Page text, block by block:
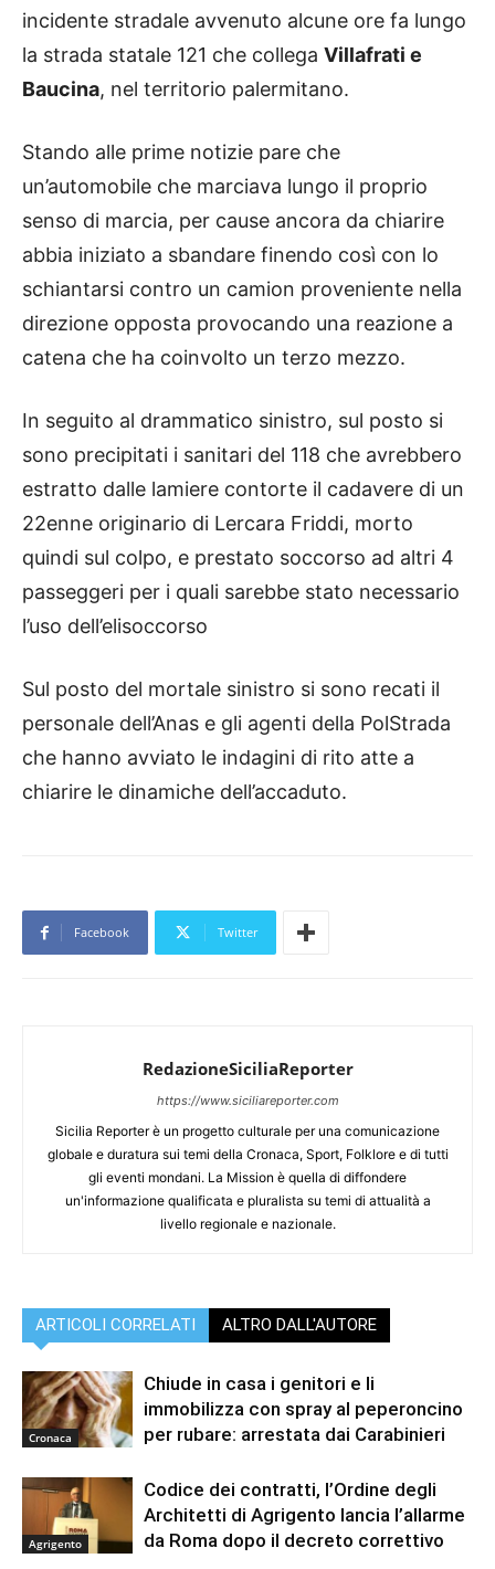
incidente stradale avvenuto alcune ore fa lungo
la strada statale 121 che collega Villafrati e
Baucina, nel territorio palermitano.
Stando alle prime notizie pare che
un’automobile che marciava lungo il proprio
senso di marcia, per cause ancora da chiarire
abbia iniziato a sbandare finendo così con lo
schiantarsi contro un camion proveniente nella
direzione opposta provocando una reazione a
catena che ha coinvolto un terzo mezzo.
In seguito al drammatico sinistro, sul posto si
sono precipitati i sanitari del 118 che avrebbero
estratto dalle lamiere contorte il cadavere di un
22enne originario di Lercara Friddi, morto
quindi sul colpo, e prestato soccorso ad altri 4
passeggeri per i quali sarebbe stato necessario
l’uso dell’elisoccorso
Sul posto del mortale sinistro si sono recati il
personale dell’Anas e gli agenti della PolStrada
che hanno avviato le indagini di rito atte a
chiarire le dinamiche dell’accaduto.
Facebook Twitter
RedazioneSiciliaReporter
https://www.siciliareporter.com
Sicilia Reporter è un progetto culturale per una comunicazione
globale e duratura sui temi della Cronaca, Sport, Folklore e di tutti
gli eventi mondani. La Mission è quella di diffondere
un'informazione qualificata e pluralista su temi di attualità a
livello regionale e nazionale.
ARTICOLI CORRELATI ALTRO DALL'AUTORE
Cronaca
Chiude in casa i genitori e li
immobilizza con spray al peperoncino
per rubare: arrestata dai Carabinieri
Agrigento
Codice dei contratti, l’Ordine degli
Architetti di Agrigento lancia l’allarme
da Roma dopo il decreto correttivo